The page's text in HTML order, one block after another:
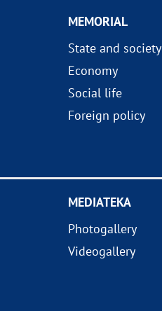
MEMORIAL
State and society
Economy
Social life
Foreign policy
MEDIATEKA
Photogallery
Videogallery